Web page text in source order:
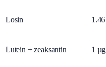
Losin 1.46
Lutein + zeaksantin 1 µg